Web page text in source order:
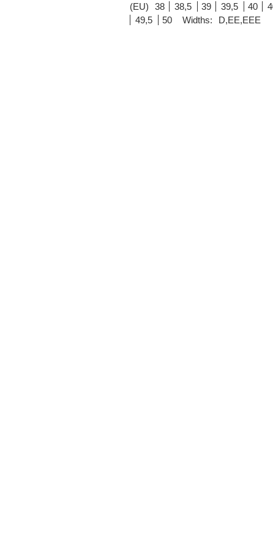
(EU) 38 38,5 39 39,5 40
49,5
50 Widths: D,EE,EEE